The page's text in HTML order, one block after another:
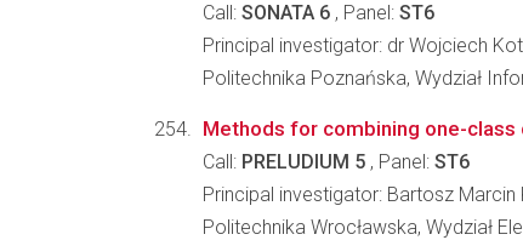
Call: SONATA 6 , Panel: ST6
Principal investigator: dr Wojciech
Politechnika Poznańska, Wydział
Methods for combining one-class
Call: PRELUDIUM 5 , Panel: ST6
Principal investigator: Bartosz
Politechnika Wrocławska, Wydział